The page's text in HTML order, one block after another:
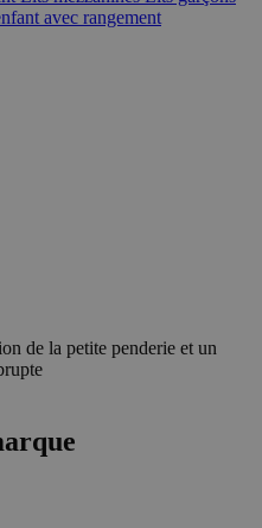
avec rangement
de la petite penderie et un